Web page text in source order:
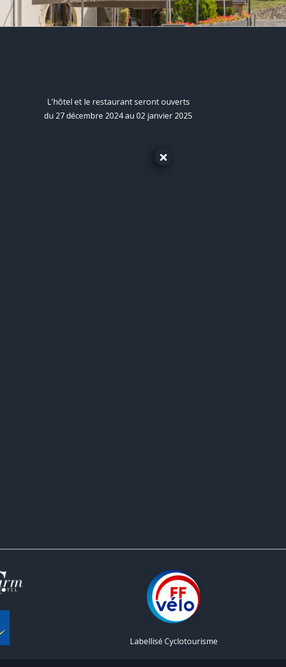
L’hôtel et le restaurantseront ouverts
du 27 décembre 2024 au 02 janvier 2025
Labellisé Cyclotourisme